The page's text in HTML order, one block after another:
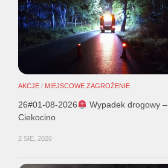
AKCJE / MIEJSCOWE ZAGROŻENIE
26#01-08-2026
Wypadek drogowy –
Ciekocino
2 SIE, 2026